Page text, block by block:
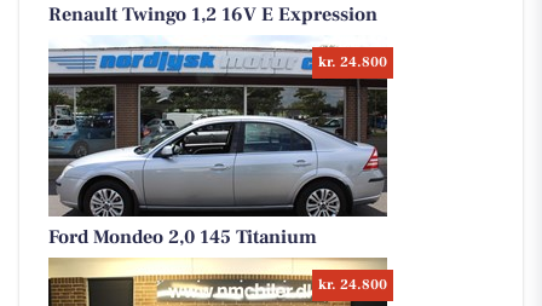
Renault Twingo 1,2 16V E Expression
kr. 24.800
Ford Mondeo 2,0 145 Titanium
kr. 24.800